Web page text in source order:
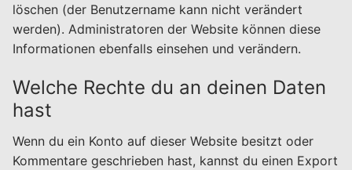
löschen (der Benutzername kann nicht verändert
werden). Administratoren der Website können diese
Informationen ebenfalls einsehen und verändern.
Welche Rechte du an deinen Daten
hast
Wenn du ein Konto auf dieser Website besitzt oder
Kommentare geschrieben hast, kannst du einen Export